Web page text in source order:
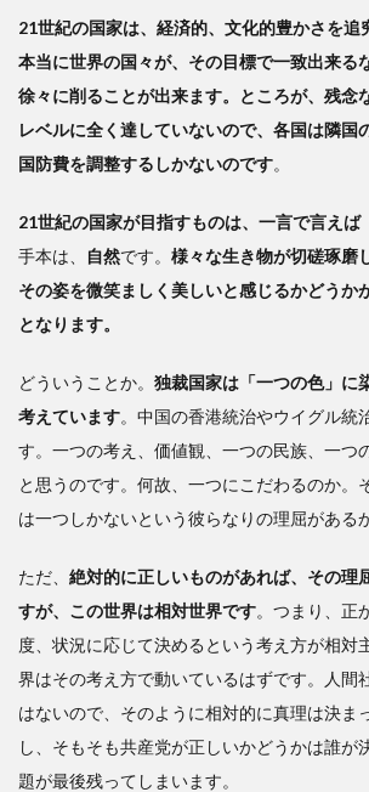
21世紀の国家は、経済的、文化的豊かさを追
本当に世界の国々が、その目標で一致出来る
徐々に削ることが出来ます。ところが、残念
レベルに全く達していないので、各国は隣国
国防費を調整するしかないのです。
21世紀の国家が目指すものは、一言で言えば
手本は、
自然です。 様々な生き物が切磋琢磨
その姿を微笑ましく美しいと感じるかどうか
となります。
どういうことか。 独裁国家は「一つの色」に
考えています。中国の香港統治やウイグル統
す。一つの考え、価値観、一つの民族、一つ
と思うのです。何故、一つにこだわるのか。
は一つしかないという彼らなりの理屈がある
ただ、 絶対的に正しいものがあれば、その理
すが、この世界は相対世界です。 つまり、正
度、状況に応じて決めるという考え方が相対
界はその考え方で動いているはずです。
人間
はないので、そのように相対的に真理は決ま
し、そもそも共産党が正しいかどうかは誰が
題が最後残ってしまいます。